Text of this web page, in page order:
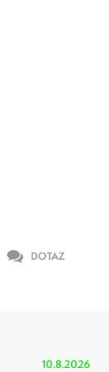
DOTAZ
10.8.2026